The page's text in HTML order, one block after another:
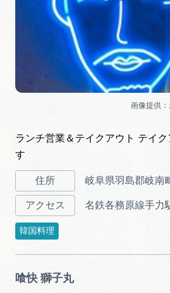
ランチ営業＆テイクアウト テイク
す
岐阜県羽島郡岐南
名鉄各務原線手力
韓国料理
喰快 獅子丸